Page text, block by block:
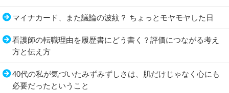
マイナカード、また議論の波紋？ ちょっとモヤモヤした日
看護師の転職理由を履歴書にどう書く？評価につながる考え
方と伝え方
40代の私が気づいたみずみずしさは、肌だけじゃなく心にも
必要だったということ